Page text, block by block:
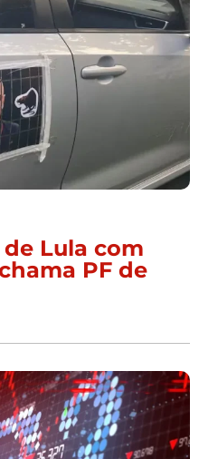
Lula com
PF de